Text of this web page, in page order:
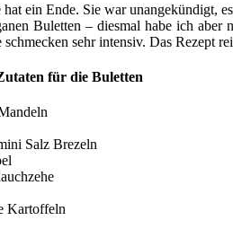
ein Ende. Sie war unangekündigt,
Buletten – diesmal habe ich aber
schmecken sehr intensiv. Das Rezept
für die Buletten
Salz Brezeln
Kartoffeln